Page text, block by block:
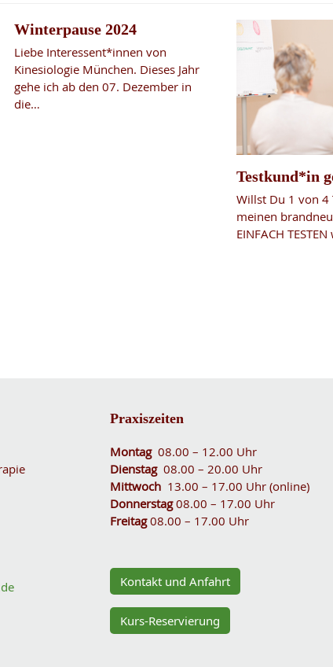
Winterpause 2024
Liebe Interessent*innen von
Kinesiologie München. Dieses Jahr
gehe ich ab den 07. Dezember in
die…
Testkund*in
Willst Du 1 von
meinen
EINFACH
Praxiszeiten
Montag08.00 – 12.00 Uhr
Dienstag08.00 – 20.00 Uhr
Mittwoch 13.00 – 17.00 Uhr (online)
Donnerstag08.00 – 17.00 Uhr
Freitag08.00 – 17.00 Uhr
Kontakt und Anfahrt
Kurs-Reservierung